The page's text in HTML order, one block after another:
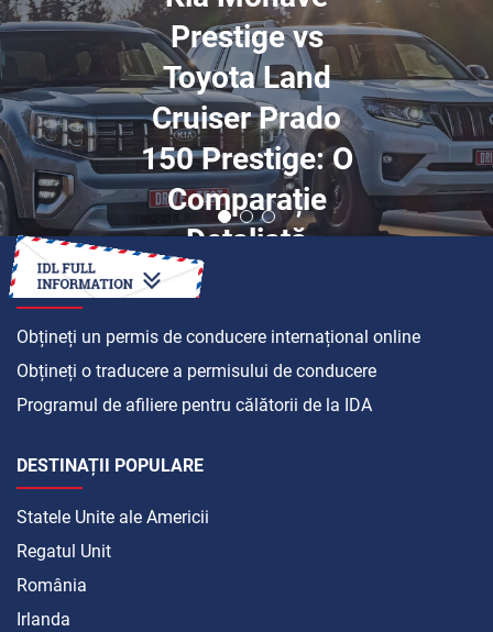
Prestige vs
Toyota Land
Cruiser Prado
150 Prestige: O
Comparație
Detaliată
CUM SĂ
Obțineți un permis de conducere internațional online
Obțineți o traducere a permisului de conducere
Programul de afiliere pentru călătorii de la IDA
DESTINAȚII POPULARE
Statele Unite ale Americii
Regatul Unit
România
Irlanda